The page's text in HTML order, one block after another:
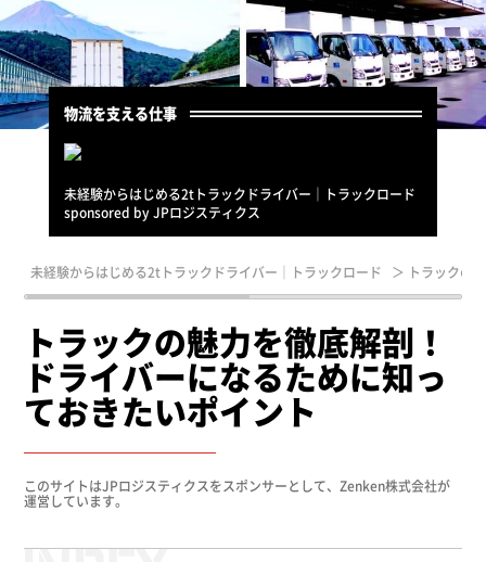
物流を支える仕事
未経験からはじめる2tトラックドライバー｜トラックロード
sponsored by JPロジスティクス
未経験からはじめる2tトラックドライバー｜トラックロード ＞ トラックの
トラックの魅力を徹底解剖！
ドライバーになるために知っ
ておきたいポイント
このサイトはJPロジスティクスをスポンサーとして、Zenken株式会社が
運営しています。